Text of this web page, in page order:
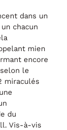
dans un
chacun
mien
encore
le
miraculés
du
Vis-à-vis